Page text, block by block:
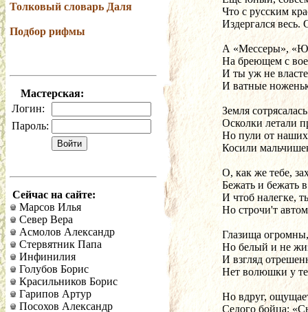
Толковый словарь Даля
Подбор рифмы
Мастерская:
Логин:
Пароль:
Сейчас на сайте:
Марсов Илья
Север Вера
Асмолов Александр
Стервятник Папа
Инфинилия
Голубов Борис
Красильников Борис
Гарипов Артур
Посохов Александр
Что с русским
Издергался
Косили
О, как же тебе,
Бежать и бежать
И чтоб налегке,
Но строчи'т
Глазища
И взгляд
Нет волюшки у
Но вдруг,
Седого бойца: